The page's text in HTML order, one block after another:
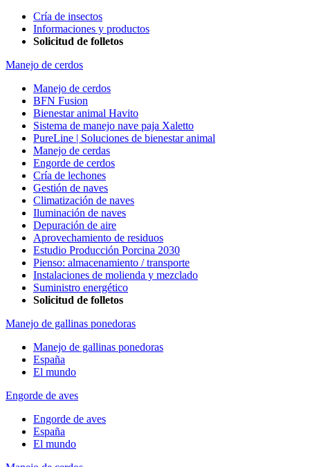
Cría de insectos
Informaciones y productos
Solicitud de folletos
Manejo de cerdos
Manejo de cerdos
BFN Fusion
Bienestar animal Havito
Sistema de manejo nave paja Xaletto
PureLine | Soluciones de bienestar animal
Manejo de cerdas
Engorde de cerdos
Cría de lechones
Gestión de naves
Climatización de naves
Iluminación de naves
Depuración de aire
Aprovechamiento de residuos
Estudio Producción Porcina 2030
Pienso: almacenamiento / transporte
Instalaciones de molienda y mezclado
Suministro energético
Solicitud de folletos
Manejo de gallinas ponedoras
Manejo de gallinas ponedoras
España
El mundo
Engorde de aves
Engorde de aves
España
El mundo